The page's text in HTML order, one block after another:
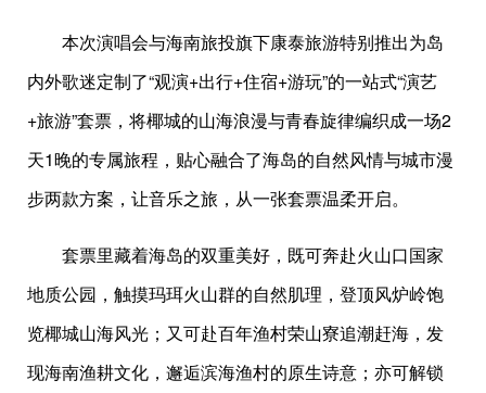
本次演唱会与海南旅投旗下康泰旅游特别推出为岛
内外歌迷定制了“观演+出行+住宿+游玩”的一站式“演艺
+旅游”套票，将椰城的山海浪漫与青春旋律编织成一场2
天1晚的专属旅程，贴心融合了海岛的自然风情与城市漫
步两款方案，让音乐之旅，从一张套票温柔开启。
套票里藏着海岛的双重美好，既可奔赴火山口国家
地质公园，触摸玛珥火山群的自然肌理，登顶风炉岭饱
览椰城山海风光；又可赴百年渔村荣山寮追潮赶海，发
现海南渔耕文化，邂逅滨海渔村的原生诗意；亦可解锁